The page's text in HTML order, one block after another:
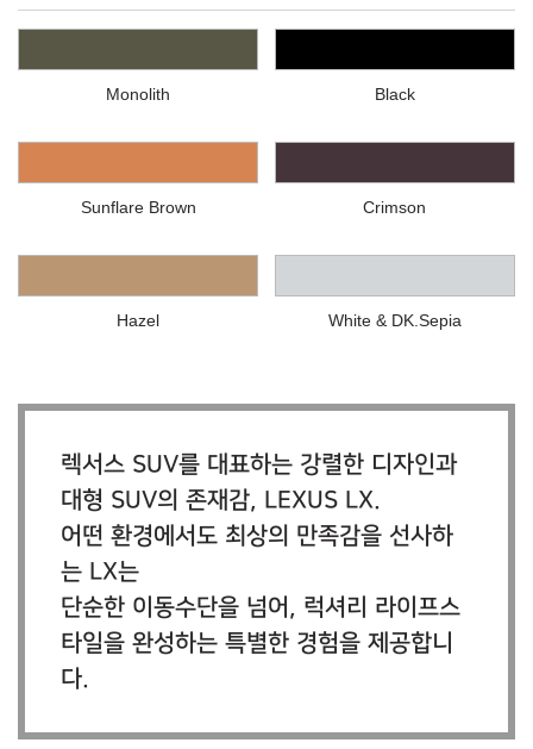
Monolith Black
Sunflare Brown Crimson
Hazel White & DK.Sepia
렉서스 SUV를 대표하는 강렬한 디자인과
대형 SUV의 존재감, LEXUS LX.
어떤 환경에서도 최상의 만족감을 선사하
는 LX는
단순한 이동수단을 넘어, 럭셔리 라이프스
타일을 완성하는 특별한 경험을 제공합니
다.